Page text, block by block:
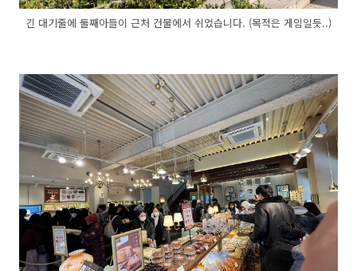
긴 대기줄에 둘째아들이 근처 건물에서 쉬었습니다. (목적은 게임일듯..)